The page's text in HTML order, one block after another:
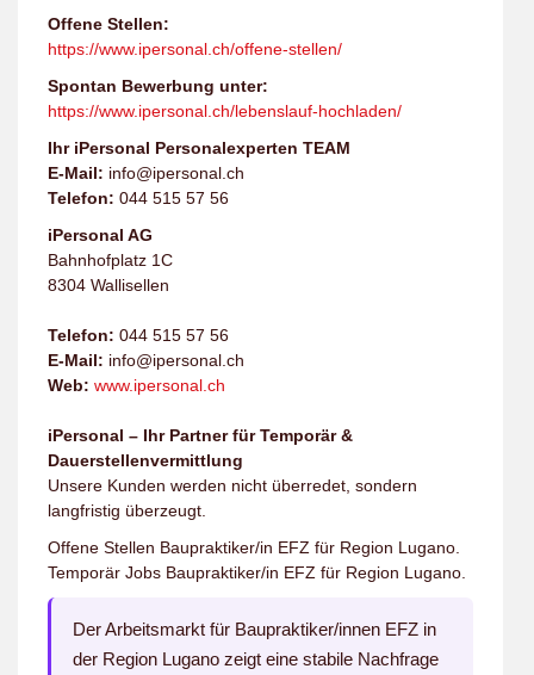
Offene Stellen:
https://www.ipersonal.ch/offene-stellen/
Spontan Bewerbung unter:
https://www.ipersonal.ch/lebenslauf-hochladen/
Ihr iPersonal Personalexperten TEAM
E-Mail: info@ipersonal.ch
Telefon: 044 515 57 56
iPersonal AG
Bahnhofplatz 1C
8304 Wallisellen
Telefon: 044 515 57 56
E-Mail: info@ipersonal.ch
Web: www.ipersonal.ch
iPersonal – Ihr Partner für Temporär &
Dauerstellenvermittlung
Unsere Kunden werden nicht überredet, sondern
langfristig überzeugt.
Offene Stellen Baupraktiker/in EFZ für Region Lugano.
Temporär Jobs Baupraktiker/in EFZ für Region Lugano.
Der Arbeitsmarkt für Baupraktiker/innen EFZ in
der Region Lugano zeigt eine stabile Nachfrage